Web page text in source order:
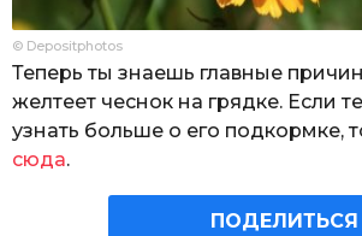
© Depositphotos
Теперь ты знаешь главные
желтеет чеснок на грядке. Если
узнать больше о его подкормке,
сюда.
ПОДЕЛИТЬСЯ